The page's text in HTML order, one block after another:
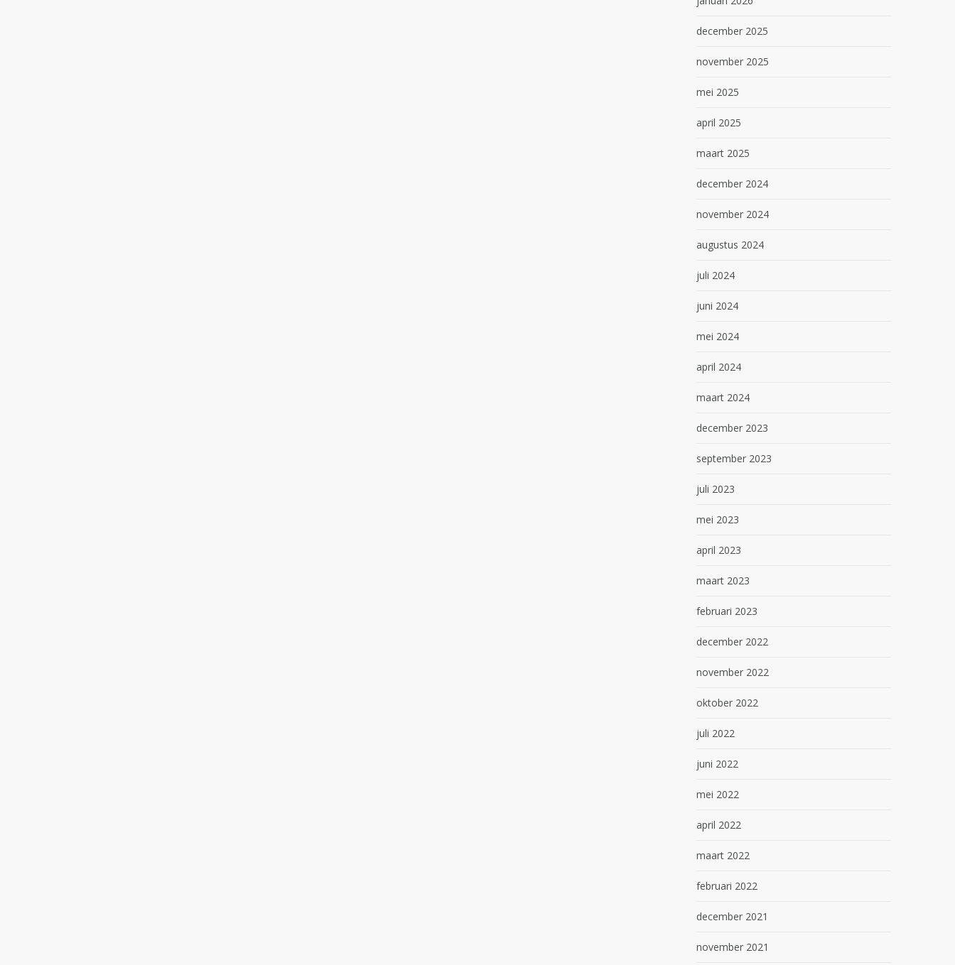
december 2025
november 2025
mei 2025
april 2025
maart 2025
december 2024
november 2024
augustus 2024
juli 2024
juni 2024
mei 2024
april 2024
maart 2024
december 2023
september 2023
juli 2023
mei 2023
april 2023
maart 2023
februari 2023
december 2022
november 2022
oktober 2022
juli 2022
juni 2022
mei 2022
april 2022
maart 2022
februari 2022
december 2021
november 2021